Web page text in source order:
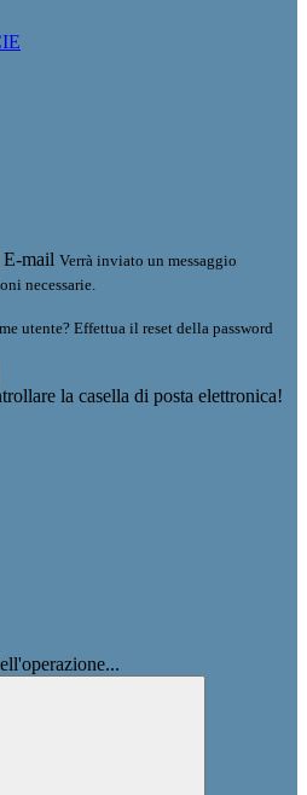
E-mail Verrà inviato un messaggio
necessarie.
utente? Effettua il reset della password
la casella di posta elettronica!